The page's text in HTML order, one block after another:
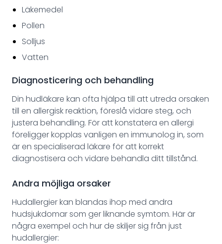
Läkemedel
Pollen
Solljus
Vatten
Diagnosticering och behandling
Din hudläkare kan ofta hjälpa till att utreda orsaken
till en allergisk reaktion, föreslå vidare steg, och
justera behandling. För att konstatera en allergi
föreligger kopplas vanligen en immunolog in, som
är en specialiserad läkare för att korrekt
diagnostisera och vidare behandla ditt tillstånd.
Andra möjliga orsaker
Hudallergier kan blandas ihop med andra
hudsjukdomar som ger liknande symtom. Här är
några exempel och hur de skiljer sig från just
hudallergier: